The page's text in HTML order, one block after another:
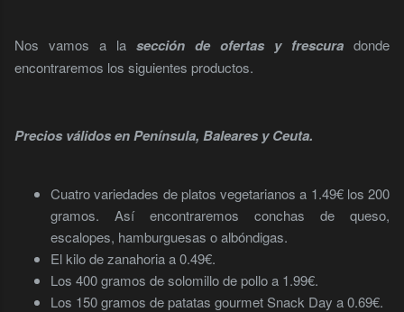
Nos vamos a la sección de ofertas y frescura donde
encontraremos los siguientes productos.
Precios válidos en Península, Baleares y Ceuta.
Cuatro variedades de platos vegetarianos a 1.49€ los 200
gramos. Así encontraremos conchas de queso,
escalopes, hamburguesas o albóndigas.
El kilo de zanahoria a 0.49€.
Los 400 gramos de solomillo de pollo a 1.99€.
Los 150 gramos de patatas gourmet Snack Day a 0.69€.